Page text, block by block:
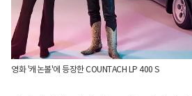
영화 '캐논볼'에 등장한 COUNTACH LP 400 S